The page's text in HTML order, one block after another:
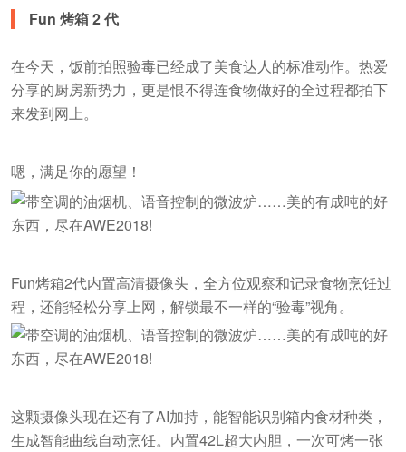
Fun 烤箱 2 代
在今天，饭前拍照验毒已经成了美食达人的标准动作。热爱
分享的厨房新势力，更是恨不得连食物做好的全过程都拍下
来发到网上。
嗯，满足你的愿望！
Fun烤箱2代内置高清摄像头，全方位观察和记录食物烹饪过
程，还能轻松分享上网，解锁最不一样的“验毒”视角。
这颗摄像头现在还有了AI加持，能智能识别箱内食材种类，
生成智能曲线自动烹饪。内置42L超大内胆，一次可烤一张